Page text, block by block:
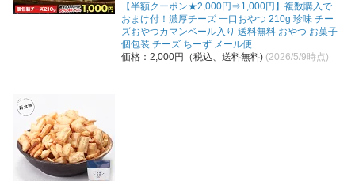
【半額クーポン★2,000円⇒1,000円】複数購入で
おまけ付！濃厚チーズ 一口おやつ 210g 珍味 チー
ズおやつカマンベール入り 送料無料 おやつ お菓子
個包装 チーズ ちーず メール便
価格：2,000円（税込、送料無料) (2026/5/9時点)